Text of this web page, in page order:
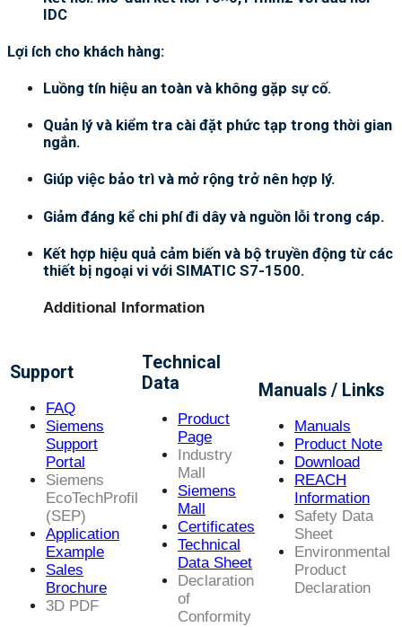
IDC
Lợi ích cho khách hàng:
Luồng tín hiệu an toàn và không gặp sự cố.
Quản lý và kiểm tra cài đặt phức tạp trong thời gian
ngắn.
Giúp việc bảo trì và mở rộng trở nên hợp lý.
Giảm đáng kể chi phí đi dây và nguồn lỗi trong cáp.
Kết hợp hiệu quả cảm biến và bộ truyền động từ các
thiết bị ngoại vi với SIMATIC S7-1500.
Additional Information
Support
FAQ
Siemens
Support
Portal
Siemens
EcoTechProfil
(SEP)
Application
Example
Sales
Brochure
3D PDF
Technical
Data
Product
Page
Industry
Mall
Siemens
Mall
Certificates
Technical
Data Sheet
Declaration
of
Conformity
Manuals / Links
Manuals
Product Note
Download
REACH
Information
Safety Data
Sheet
Environmental
Product
Declaration